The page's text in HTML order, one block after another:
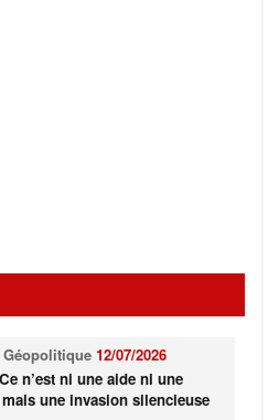
12/07/2026
n’est ni une aide ni une
une invasion silencieuse